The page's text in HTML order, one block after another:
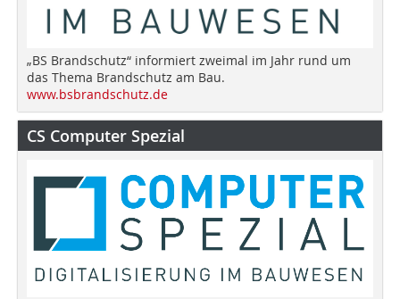
„BS Brandschutz“ informiert zweimal im Jahr rund um
das Thema Brandschutz am Bau.
www.bsbrandschutz.de
CS Computer Spezial